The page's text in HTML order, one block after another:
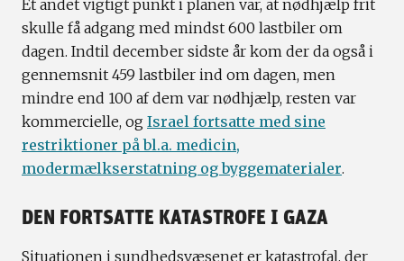
Et andet vigtigt punkt i planen var, at nødhjælp frit
skulle få adgang med mindst 600 lastbiler om
dagen. Indtil december sidste år kom der da også i
gennemsnit 459 lastbiler ind om dagen, men
mindre end 100 af dem var nødhjælp, resten var
kommercielle, og Israel fortsatte med sine
restriktioner på bl.a. medicin,
modermælkserstatning og byggematerialer.
DEN FORTSATTE KATASTROFE I GAZA
Situationen i sundhedsvæsenet er katastrofal, der